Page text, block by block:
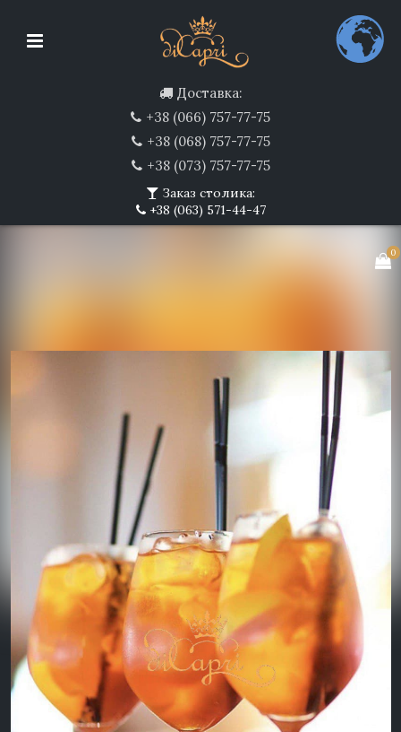
Доставка:
+38 (066) 757-77-75
+38 (068) 757-77-75
+38 (073) 757-77-75
Заказ столика:
+38 (063) 571-44-47
0